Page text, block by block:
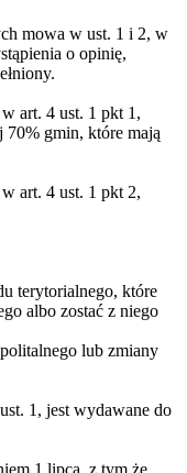
mowa w ust. 1 i 2, w
o opinię,
art. 4 ust. 1 pkt 1,
gmin, które mają
art. 4 ust. 1 pkt 2,
terytorialnego, które
albo zostać z niego
lub zmiany
1, jest wydawane do